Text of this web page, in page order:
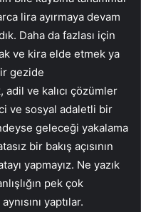
lira ayırmaya devam
Daha da fazlası için
ve kira elde etmek ya
gezide
ve kalıcı çözümler
ve sosyal adaletli bir
geleceği yakalama
bir bakış açısının
yapmayız. Ne yazık
pek çok
yaptılar.